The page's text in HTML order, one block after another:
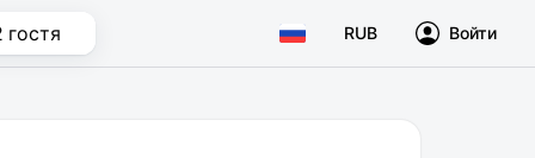
гостя RUB Войти